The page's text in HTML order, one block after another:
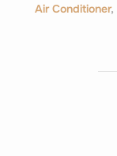
Air Conditioner,